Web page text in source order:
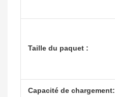
Taille du paquet :
Capacité de chargement: